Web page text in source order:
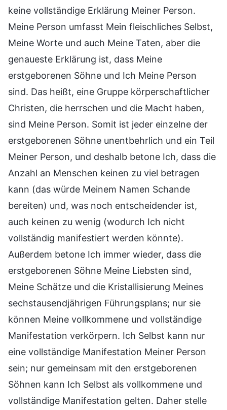
keine vollständige Erklärung Meiner Person.
Meine Person umfasst Mein fleischliches Selbst,
Meine Worte und auch Meine Taten, aber die
genaueste Erklärung ist, dass Meine
erstgeborenen Söhne und Ich Meine Person
sind. Das heißt, eine Gruppe körperschaftlicher
Christen, die herrschen und die Macht haben,
sind Meine Person. Somit ist jeder einzelne der
erstgeborenen Söhne unentbehrlich und ein Teil
Meiner Person, und deshalb betone Ich, dass die
Anzahl an Menschen keinen zu viel betragen
kann (das würde Meinem Namen Schande
bereiten) und, was noch entscheidender ist,
auch keinen zu wenig (wodurch Ich nicht
vollständig manifestiert werden könnte).
Außerdem betone Ich immer wieder, dass die
erstgeborenen Söhne Meine Liebsten sind,
Meine Schätze und die Kristallisierung Meines
sechstausendjährigen Führungsplans; nur sie
können Meine vollkommene und vollständige
Manifestation verkörpern. Ich Selbst kann nur
eine vollständige Manifestation Meiner Person
sein; nur gemeinsam mit den erstgeborenen
Söhnen kann Ich Selbst als vollkommene und
vollständige Manifestation gelten. Daher stelle